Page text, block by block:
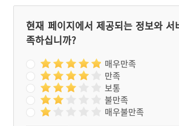
라 여긴다. 산신제를 통해
마을의 평안과 풍년을 기원
한다.
현재 페이지에서 제공되는 정보와 서
족하십니까?
매우만족
만족
보통
불만족
매우불만족